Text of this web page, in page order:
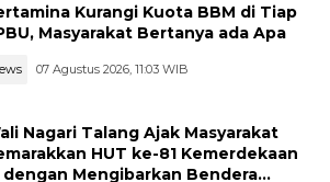
Kurangi Kuota BBM di Tiap
Masyarakat Bertanya ada Apa
07 Agustus 2026, 11:03 WIB
Nagari Talang Ajak Masyarakat
HUT ke-81 Kemerdekaan
dengan Mengibarkan Bendera